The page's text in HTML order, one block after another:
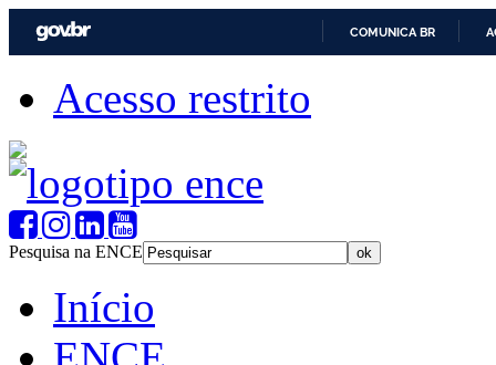
COMUNICA BR
Acesso restrito
Pesquisa na ENCE
Início